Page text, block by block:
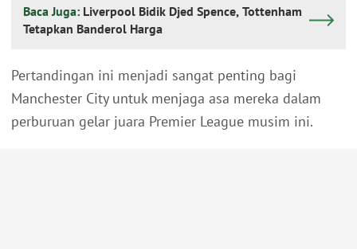
Baca Juga: Liverpool Bidik Djed Spence, Tottenham
Tetapkan Banderol Harga
Pertandingan ini menjadi sangat penting bagi
Manchester City untuk menjaga asa mereka dalam
perburuan gelar juara Premier League musim ini.